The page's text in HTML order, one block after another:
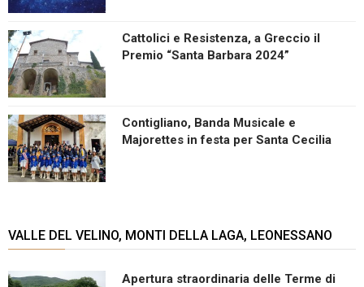
Cattolici e Resistenza, a Greccio il
Premio “Santa Barbara 2024”
Contigliano, Banda Musicale e
Majorettes in festa per Santa Cecilia
VALLE DEL VELINO, MONTI DELLA LAGA, LEONESSANO
Apertura straordinaria delle Terme di